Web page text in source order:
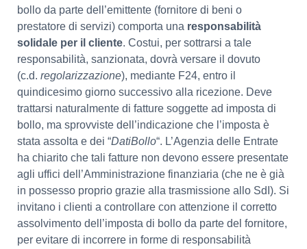
bollo da parte dell’emittente (fornitore di beni o
prestatore di servizi) comporta una responsabilità
solidale per il cliente. Costui, per sottrarsi a tale
responsabilità, sanzionata, dovrà versare il dovuto
(c.d. regolarizzazione), mediante F24, entro il
quindicesimo giorno successivo alla ricezione. Deve
trattarsi naturalmente di fatture soggette ad imposta di
bollo, ma sprovviste dell’indicazione che l’imposta è
stata assolta e dei “DatiBollo“. L’Agenzia delle Entrate
ha chiarito che tali fatture non devono essere presentate
agli uffici dell’Amministrazione finanziaria (che ne è già
in possesso proprio grazie alla trasmissione allo SdI). Si
invitano i clienti a controllare con attenzione il corretto
assolvimento dell’imposta di bollo da parte del fornitore,
per evitare di incorrere in forme di responsabilità